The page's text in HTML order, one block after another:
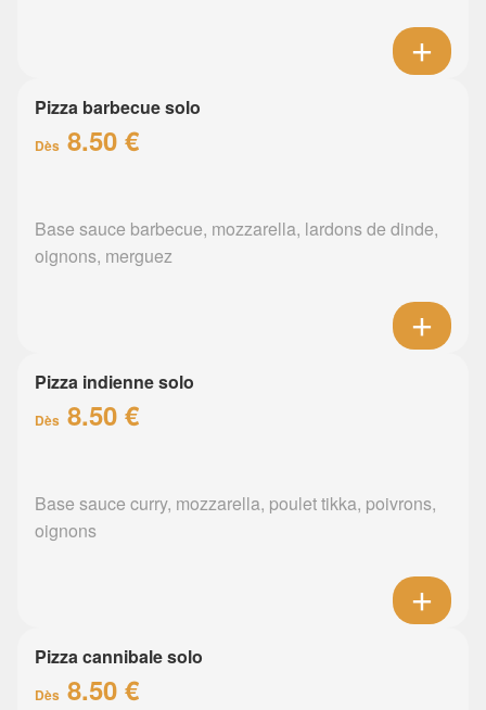
Pizza barbecue solo
Dès 8.50 €
Base sauce barbecue, mozzarella, lardons de dinde,
oignons, merguez
Pizza indienne solo
Dès 8.50 €
Base sauce curry, mozzarella, poulet tikka, poivrons,
oignons
Pizza cannibale solo
Dès 8.50 €